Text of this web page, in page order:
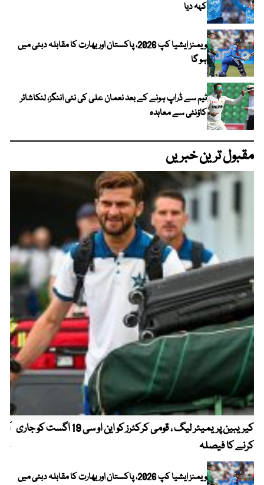
کہہ دیا
ویمنز ایشیا کپ 2026، پاکستان اور بھارت کا مقابلہ دبئی میں
ہو گا
ٹیم سے ڈراپ ہونے کے بعد نعمان علی کی نئی اننگز، لنکاشائر
کاؤنٹی سے معاہدہ
مقبول ترین خبریں
کیریبین پریمیئر لیگ ، قومی کرکٹرز کو این او سی 19 اگست کو جاری
کرنے کا فیصلہ
ویمنز ایشیا کپ 2026، پاکستان اور بھارت کا مقابلہ دبئی میں